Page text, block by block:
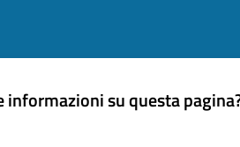
informazioni su questa